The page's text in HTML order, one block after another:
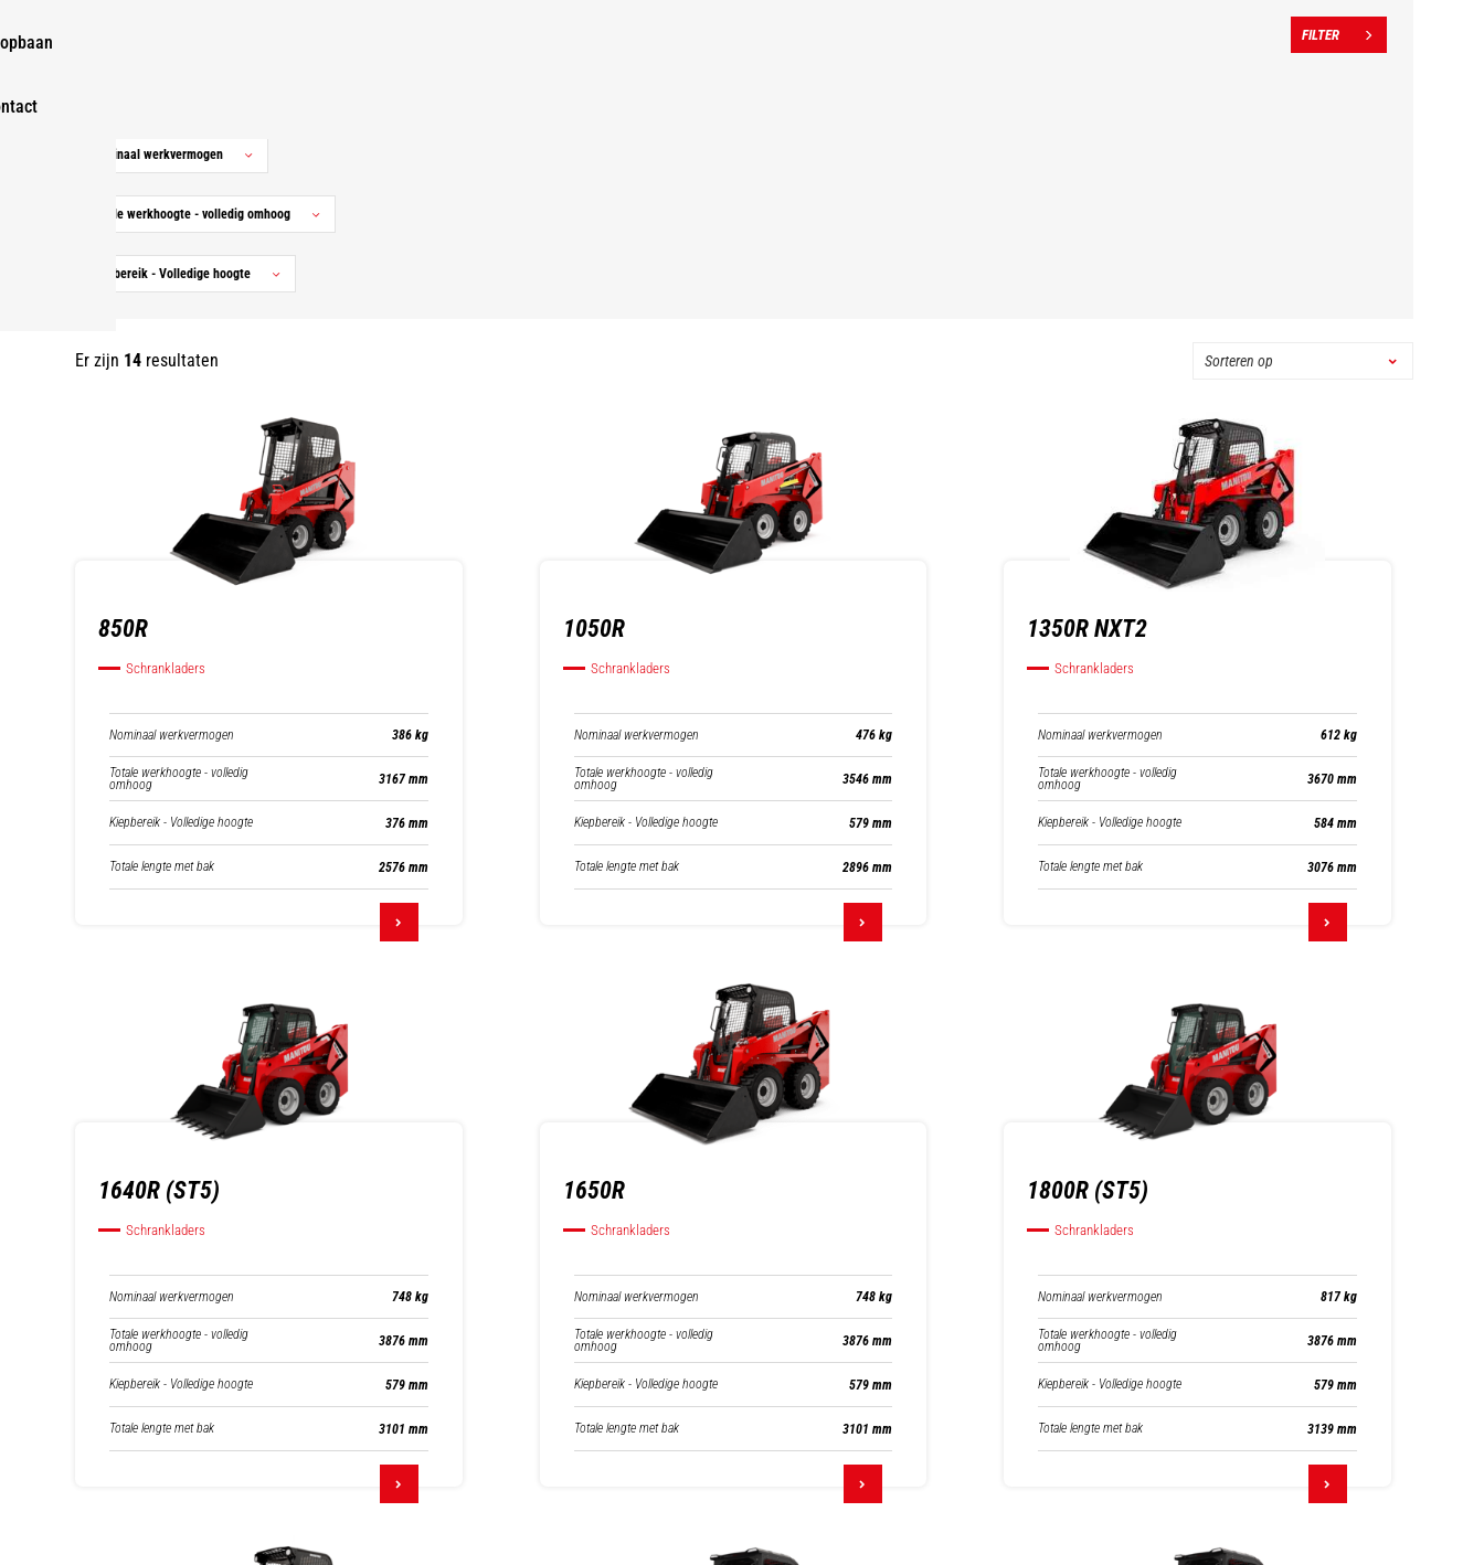
Nominaal werkvermogen
Totale werkhoogte - volledig omhoog
Kiepbereik - Volledige hoogte
Er zijn 14 resultaten
850R
Schrankladers
Nominaal werkvermogen 386 kg
Totale werkhoogte - volledig
omhoog 3167 mm
Kiepbereik - Volledige hoogte 376 mm
Totale lengte met bak 2576 mm
1050R
Schrankladers
Nominaal werkvermogen 476 kg
Totale werkhoogte - volledig
omhoog 3546 mm
Kiepbereik - Volledige hoogte 579 mm
Totale lengte met bak 2896 mm
1350R NXT2
Schrankladers
Nominaal werkvermogen 612 kg
Totale werkhoogte - volledig
omhoog 3670 mm
Kiepbereik - Volledige hoogte 584 mm
Totale lengte met bak 3076 mm
1640R (ST5)
Schrankladers
Nominaal werkvermogen 748 kg
Totale werkhoogte - volledig
omhoog 3876 mm
Kiepbereik - Volledige hoogte 579 mm
Totale lengte met bak 3101 mm
1650R
Schrankladers
Nominaal werkvermogen 748 kg
Totale werkhoogte - volledig
omhoog 3876 mm
Kiepbereik - Volledige hoogte 579 mm
Totale lengte met bak 3101 mm
1800R (ST5)
Schrankladers
Nominaal werkvermogen 817 kg
Totale werkhoogte - volledig
omhoog 3876 mm
Kiepbereik - Volledige hoogte 579 mm
Totale lengte met bak 3139 mm